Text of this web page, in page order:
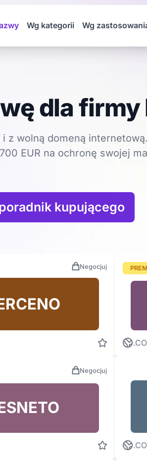
Wg kategorii Wg
dla
z wolną domeną internetową.
EUR na ochronę swojej
kupującego
Negocjuj
Negocjuj